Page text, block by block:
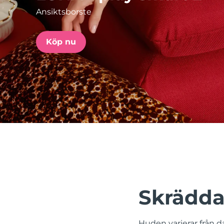
Ansiktsborste
Köp nu
issa™ Teeth Whitening Set
FAQ™ Dual LED Panel
POPULÄR